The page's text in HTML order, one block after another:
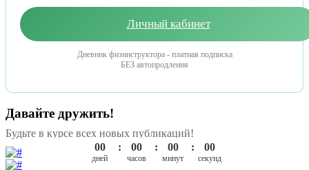
Личный кабинет
Дневник физинструктора - платная подписка
БЕЗ автопродления
Давайте дружить!
Будьте в курсе всех новых публикаций!
00
00 00 00